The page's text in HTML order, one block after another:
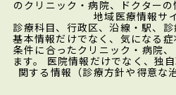
のクリニック・病院、ドクター
地域医療情報サ
診療科目、行政区、沿線・駅、
基本情報だけでなく、気になる
条件に合ったクリニック・病院
ます。 医院情報だけでなく、独
関する情報（診療方針や得意な